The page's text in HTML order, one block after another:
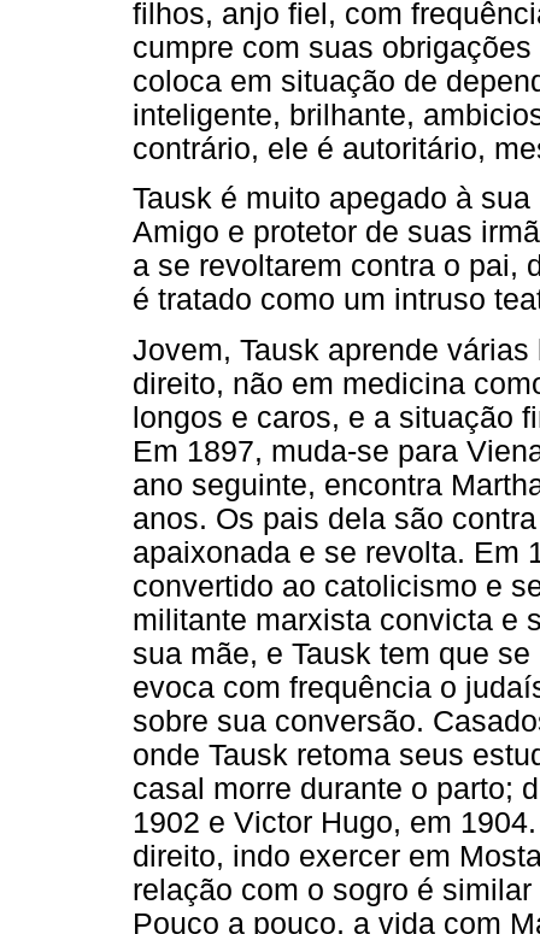
filhos, anjo fiel, com
cumpre com suas
coloca em situação de
inteligente, brilhante,
contrário, ele é autoritário,
Tausk é muito apegado à
Amigo e protetor de suas
a se revoltarem contra o pai,
é tratado como um intruso
Jovem, Tausk aprende
direito, não em medicina
longos e caros, e a situação
Em 1897, muda-se para
ano seguinte, encontra
anos. Os pais dela são
apaixonada e se revolta. Em
convertido ao catolicismo e
militante marxista convicta e
sua mãe, e Tausk tem que
evoca com frequência o
sobre sua conversão.
onde Tausk retoma seus
casal morre durante o parto;
1902 e Victor Hugo, em
direito, indo exercer em
relação com o sogro é
Pouco a pouco, a vida com